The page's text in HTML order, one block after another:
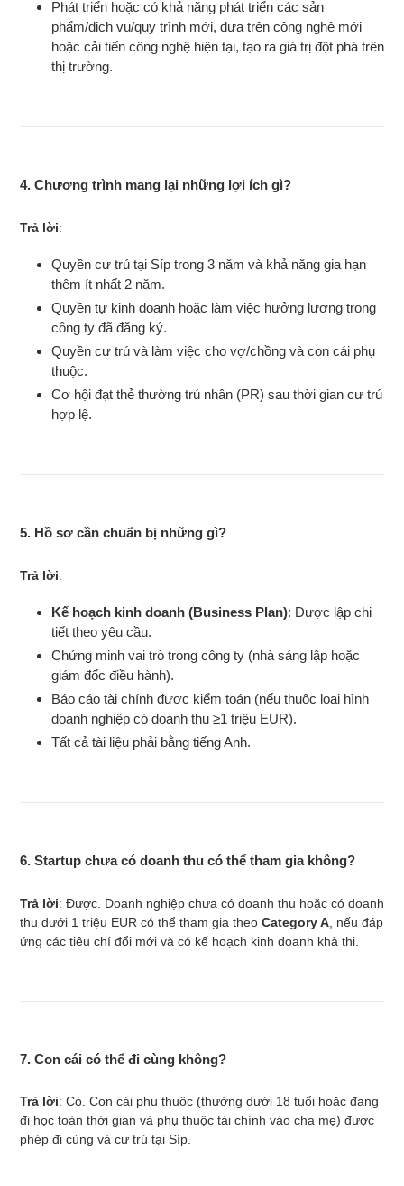
Phát triển hoặc có khả năng phát triển các sản
phẩm/dịch vụ/quy trình mới, dựa trên công nghệ mới
hoặc cải tiến công nghệ hiện tại, tạo ra giá trị đột phá trên
thị trường.
4. Chương trình mang lại những lợi ích gì?
Trả lời:
Quyền cư trú tại Síp trong 3 năm và khả năng gia hạn
thêm ít nhất 2 năm.
Quyền tự kinh doanh hoặc làm việc hưởng lương trong
công ty đã đăng ký.
Quyền cư trú và làm việc cho vợ/chồng và con cái phụ
thuộc.
Cơ hội đạt thẻ thường trú nhân (PR) sau thời gian cư trú
hợp lệ.
5. Hồ sơ cần chuẩn bị những gì?
Trả lời:
Kế hoạch kinh doanh (Business Plan): Được lập chi
tiết theo yêu cầu.
Chứng minh vai trò trong công ty (nhà sáng lập hoặc
giám đốc điều hành).
Báo cáo tài chính được kiểm toán (nếu thuộc loại hình
doanh nghiệp có doanh thu ≥1 triệu EUR).
Tất cả tài liệu phải bằng tiếng Anh.
6. Startup chưa có doanh thu có thể tham gia không?
Trả lời: Được. Doanh nghiệp chưa có doanh thu hoặc có doanh
thu dưới 1 triệu EUR có thể tham gia theo Category A , nếu đáp
ứng các tiêu chí đổi mới và có kế hoạch kinh doanh khả thi.
7. Con cái có thể đi cùng không?
Trả lời: Có. Con cái phụ thuộc (thường dưới 18 tuổi hoặc đang
đi học toàn thời gian và phụ thuộc tài chính vào cha mẹ) được
phép đi cùng và cư trú tại Síp.